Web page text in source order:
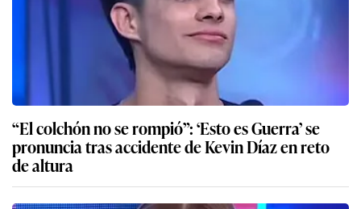
“El colchón no se rompió”: ‘Esto es Guerra’ se
pronuncia tras accidente de Kevin Díaz en reto
de altura